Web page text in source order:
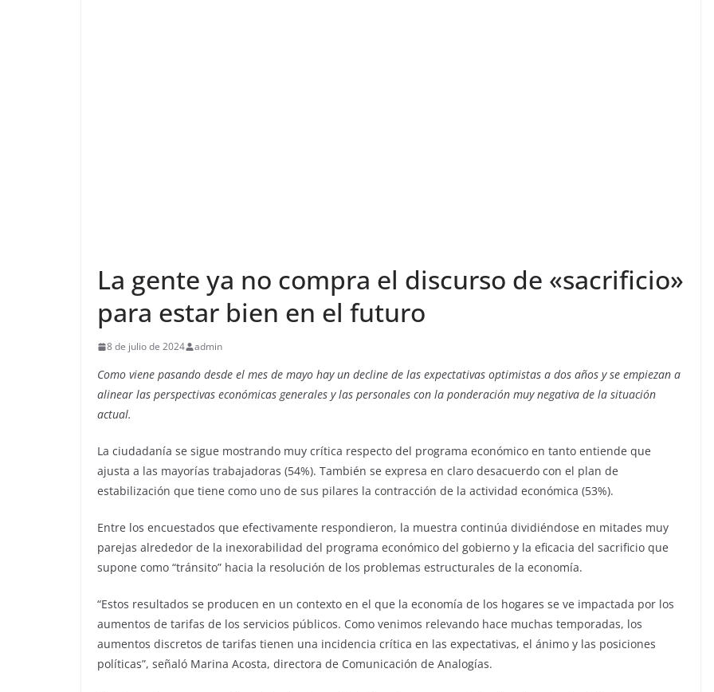
La gente ya no compra el discurso de «sacrificio»
para estar bien en el futuro
8 de julio de 2024 admin
Como viene pasando desde el mes de mayo hay un decline de las expectativas optimistas a dos años y se empiezan a
alinear las perspectivas económicas generales y las personales con la ponderación muy negativa de la situación
actual.
La ciudadanía se sigue mostrando muy crítica respecto del programa económico en tanto entiende que
ajusta a las mayorías trabajadoras (54%). También se expresa en claro desacuerdo con el plan de
estabilización que tiene como uno de sus pilares la contracción de la actividad económica (53%).
Entre los encuestados que efectivamente respondieron, la muestra continúa dividiéndose en mitades muy
parejas alrededor de la inexorabilidad del programa económico del gobierno y la eficacia del sacrificio que
supone como “tránsito” hacia la resolución de los problemas estructurales de la economía.
“Estos resultados se producen en un contexto en el que la economía de los hogares se ve impactada por los
aumentos de tarifas de los servicios públicos. Como venimos relevando hace muchas temporadas, los
aumentos discretos de tarifas tienen una incidencia crítica en las expectativas, el ánimo y las posiciones
políticas”, señaló Marina Acosta, directora de Comunicación de Analogías.